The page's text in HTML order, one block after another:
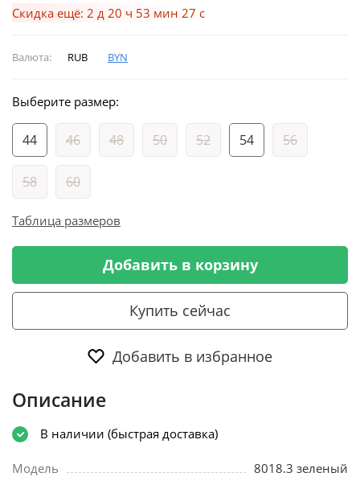
Скидка ещё: 2 д 20 ч 53 мин 27 с
Валюта: RUB BYN
Выберите размер:
44 46 48 50 52 54 56
58 60
Таблица размеров
Добавить в корзину
Купить сейчас
Добавить в избранное
Описание
В наличии (быстрая доставка)
Модель
8018.3 зеленый